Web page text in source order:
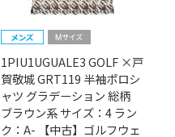
1PIU1UGUALE3 GOLF ×戸
賀敬城 GRT119 半袖ポロシ
ャツ グラデーション 総柄
ブラウン系 サイズ：4 ラン
ク：A- 【中古】ゴルフウェ